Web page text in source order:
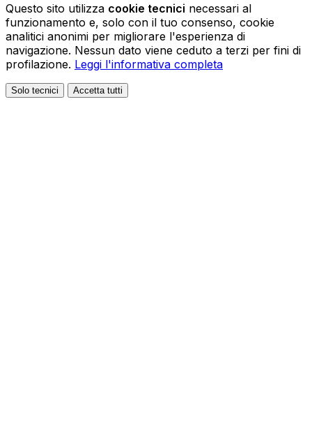
Questo sito utilizza cookie tecnici necessari al
funzionamento e, solo con il tuo consenso, cookie
analitici anonimi per migliorare l'esperienza di
navigazione. Nessun dato viene ceduto a terzi per fini di
profilazione. Leggi l'informativa completa
Solo tecnici Accetta tutti